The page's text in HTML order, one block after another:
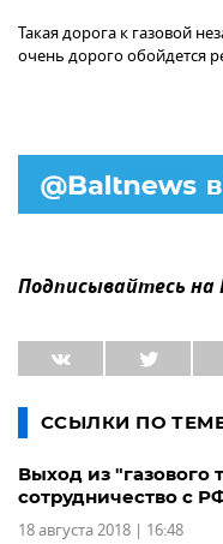
Такая дорога к газовой
очень дорого обойдется
Подписывайтесь на
ССЫЛКИ ПО
Выход из
сотрудничество с
18 августа 2018 | 16:48